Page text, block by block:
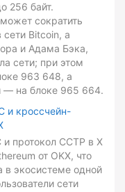
256 байт.
сократить
Bitcoin, а
и Адама Бэка,
сети; при этом
963 648, а
— на блоке 965 664.
и кроссчейн-
протокол CCTP в X
от OKX, что
в экосистеме одной
сети